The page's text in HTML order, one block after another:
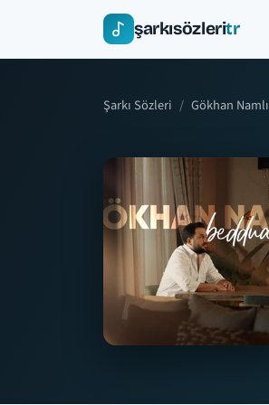
şarkısözleritr
Şarkı Sözleri Gökhan Namlı